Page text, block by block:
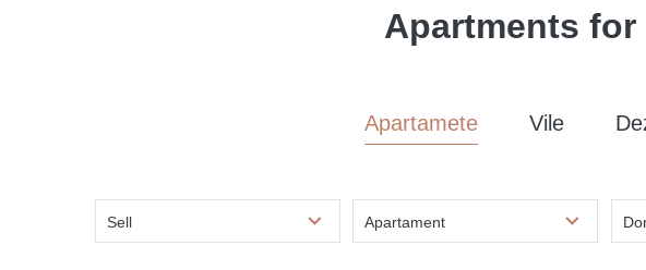
Apartments
Apartamete Vile
Sell Apartament